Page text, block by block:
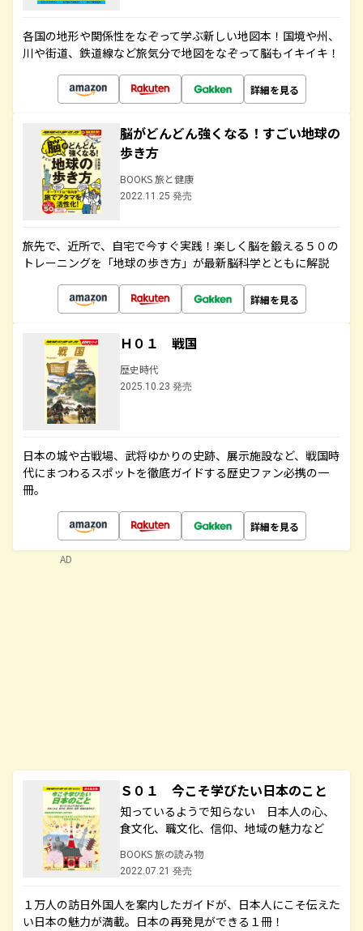
各国の地形や関係性をなぞって学ぶ新しい地図本！国境や州、
川や街道、鉄道線など旅気分で地図をなぞって脳もイキイキ！
詳細を見る
脳がどんどん強くなる！すごい地球の
歩き方
BOOKS 旅と健康
2022.11.25 発売
旅先で、近所で、自宅で今すぐ実践！楽しく脳を鍛える５０の
トレーニングを「地球の歩き方」が最新脳科学とともに解説
詳細を見る
Ｈ０１ 戦国
歴史時代
2025.10.23 発売
日本の城や古戦場、武将ゆかりの史跡、展示施設など、戦国時
代にまつわるスポットを徹底ガイドする歴史ファン必携の一
冊。
詳細を見る
Ｓ０１ 今こそ学びたい日本のこと
知っているようで知らない 日本人の心、
食文化、職文化、信仰、地域の魅力など
BOOKS 旅の読み物
2022.07.21 発売
１万人の訪日外国人を案内したガイドが、日本人にこそ伝えた
い日本の魅力が満載。日本の再発見ができる１冊！
AD